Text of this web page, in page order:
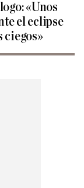
«Unos
el eclipse
ciegos»